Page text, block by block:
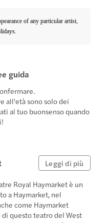
of any particular artist,
guida
all'età sono solo dei
al tuo buonsenso quando
Leggi di più
Royal Haymarket è un
a Haymarket, nel
come Haymarket
questo teatro del West